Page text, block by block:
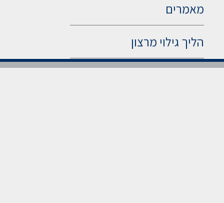
מאמרים
הליך גילוי מרצון